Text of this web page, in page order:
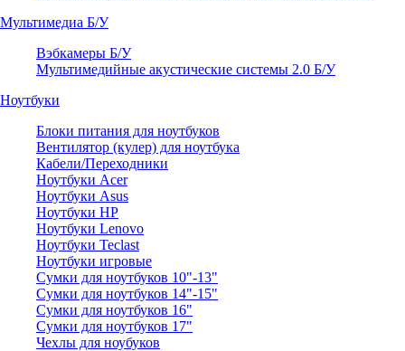
Мультимедиа Б/У
Вэбкамеры Б/У
Мультимедийные акустические системы 2.0 Б/У
Ноутбуки
Блоки питания для ноутбуков
Вентилятор (кулер) для ноутбука
Кабели/Переходники
Ноутбуки Acer
Ноутбуки Asus
Ноутбуки HP
Ноутбуки Lenovo
Ноутбуки Teclast
Ноутбуки игровые
Сумки для ноутбуков 10"-13"
Сумки для ноутбуков 14"-15"
Сумки для ноутбуков 16"
Сумки для ноутбуков 17"
Чехлы для ноубуков